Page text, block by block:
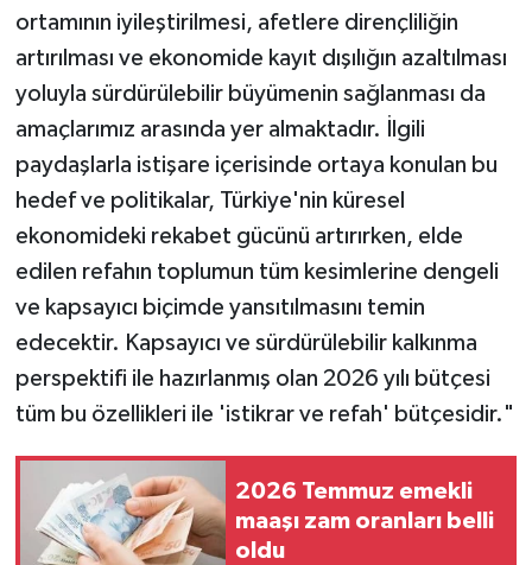
ortamının iyileştirilmesi, afetlere dirençliliğin
artırılması ve ekonomide kayıt dışılığın azaltılması
yoluyla sürdürülebilir büyümenin sağlanması da
amaçlarımız arasında yer almaktadır. İlgili
paydaşlarla istişare içerisinde ortaya konulan bu
hedef ve politikalar, Türkiye'nin küresel
ekonomideki rekabet gücünü artırırken, elde
edilen refahın toplumun tüm kesimlerine dengeli
ve kapsayıcı biçimde yansıtılmasını temin
edecektir. Kapsayıcı ve sürdürülebilir kalkınma
perspektifi ile hazırlanmış olan 2026 yılı bütçesi
tüm bu özellikleri ile 'istikrar ve refah' bütçesidir."
2026 Temmuz emekli
maaşı zam oranları belli
oldu